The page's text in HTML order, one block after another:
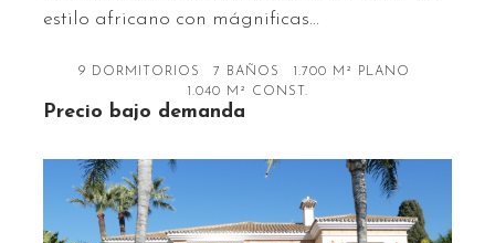
estilo africano con mágnificas…
9 DORMITORIOS 7 BAÑOS
1.700 M² PLANO
1.040 M² CONST.
Precio bajo demanda